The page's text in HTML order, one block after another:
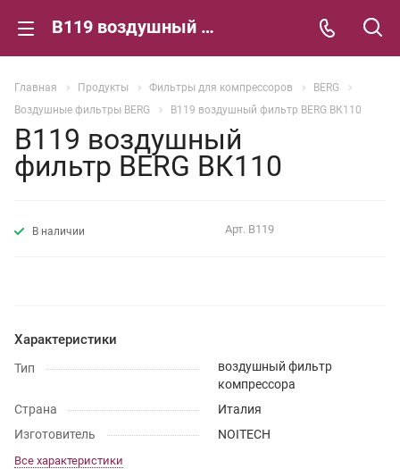
В119 воздушный фильтр BERG ВК110
Главная Продукты Фильтры для компрессоров
BERG
Воздушные фильтры BERG
В119 воздушный фильтр BERG ВК110
В119 воздушный
фильтр BERG ВК110
В наличии Арт. В119
Характеристики
Тип
воздушный фильтр
компрессора
Страна
Италия
Изготовитель
NOITECH
Все характеристики